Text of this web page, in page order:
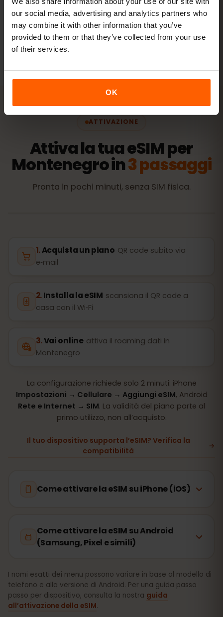
our social media, advertising and analytics partners who
may combine it with other information that you’ve
provided to them or that they’ve collected from your use
of their services.
OK
Vedi i pacchetti
Tutti i valori sono indicativi. Il consumo reale dipende dal
dispositivo, dalle impostazioni delle app e dall'uso.
ATTIVAZIONE
Attiva la tua eSIM per
Montenegro in3 passaggi
Pronta in pochi minuti, senza SIM fisica.
Acquista un piano QR code subito via
e‑mail
Installa la eSIM scansiona il QR code a
casa con il Wi‑Fi
Vai online attiva il roaming dati in
Montenegro
La configurazione richiede solo 2 minuti: iPhone
Impostazioni → Cellulare → Aggiungi eSIM, Android
Rete e Internet → SIM. La validità del piano parte al
primo utilizzo, non all’acquisto.
Il tuo dispositivo supporta l’eSIM? Verifica la
compatibilità
Come attivare la eSIM su iPhone (iOS)
Come attivare la eSIM su Android
(Samsung, Pixel e simili)
I nomi esatti dei menu possono variare in base al modello di
telefono e alla versione di Android. Per una guida passo
passo per dispositivo, consulta la nostra guida
all’attivazione della eSIM.